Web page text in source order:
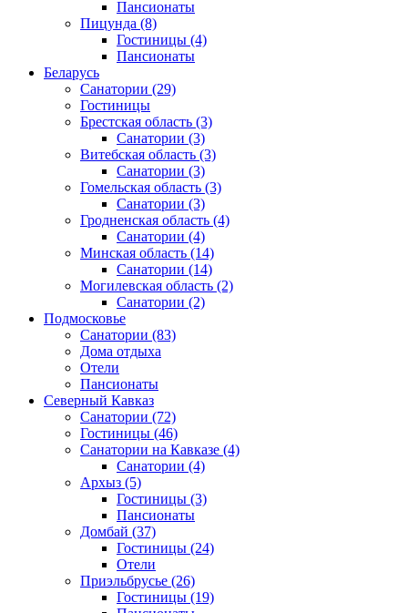
Пансионаты
Пицунда (8)
Гостиницы (4)
Пансионаты
Беларусь
Санатории (29)
Гостиницы
Брестская область (3)
Санатории (3)
Витебская область (3)
Санатории (3)
Гомельская область (3)
Санатории (3)
Гродненская область (4)
Санатории (4)
Минская область (14)
Санатории (14)
Могилевская область (2)
Санатории (2)
Подмосковье
Санатории (83)
Дома отдыха
Отели
Пансионаты
Северный Кавказ
Санатории (72)
Гостиницы (46)
Санатории на Кавказе (4)
Санатории (4)
Архыз (5)
Гостиницы (3)
Пансионаты
Домбай (37)
Гостиницы (24)
Отели
Приэльбрусье (26)
Гостиницы (19)